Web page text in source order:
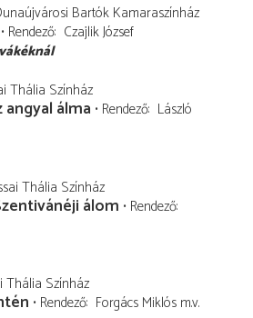
Bartók Kamaraszínház
Rendező Czajlik József
Thália Színház
angyal álma Rendező László
Thália Színház
álom Rendező
Thália Színház
Rendező Forgács Miklós m.v.